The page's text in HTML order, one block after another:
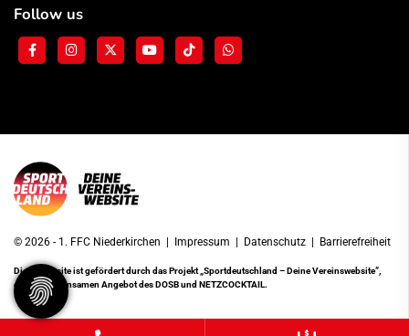
Follow us
© 2026 - 1. FFC Niederkirchen | Impressum | Datenschutz | Barrierefreiheit
Diese Website ist gefördert durch das Projekt„Sportdeutschland – Deine Vereinswebsite”,
einem gemeinsamen Angebot des DOSB und NETZCOCKTAIL.